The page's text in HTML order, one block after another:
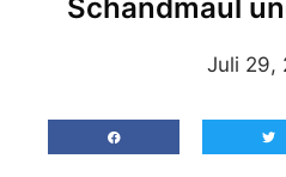
Schandmaul
Juli 29,